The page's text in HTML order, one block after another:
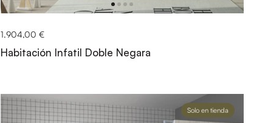
1.904,00 €
Habitación Infatil Doble Negara
Solo en tienda